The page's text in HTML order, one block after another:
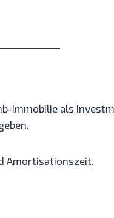
Immobilie als
Amortisationszeit.